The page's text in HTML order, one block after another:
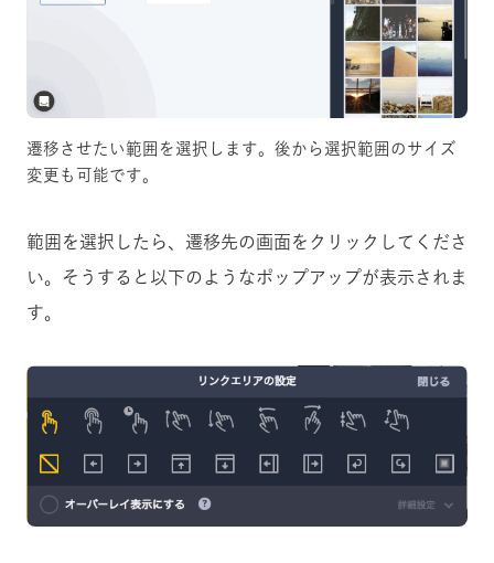
遷移させたい範囲を選択します。後から選択範囲のサイズ
変更も可能です。
範囲を選択したら、遷移先の画面をクリックしてくださ
い。そうすると以下のようなポップアップが表示されま
す。